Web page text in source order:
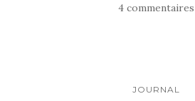
4 commentaires
JOURNAL